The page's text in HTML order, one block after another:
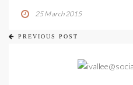
25 March 2015
PREVIOUS POST